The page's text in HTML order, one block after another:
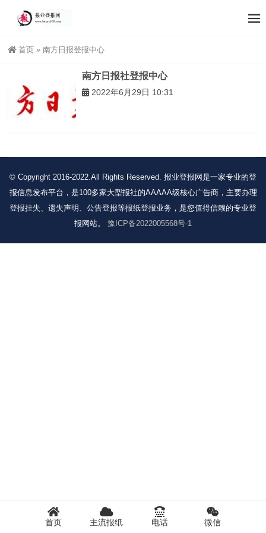
首页 » 南方日报登报中心
南方日报社登报中心
2022年6月29日 10:31
© Copyright 2016-2022.All Rights Reserved. 报业登报网是一家专业的登
报信息发布平台，是100多家大型报社的AAAAA级核心广告商，主要办理
登报挂失、遗失声明、公告登报等报纸登报业务，是您值得信赖的专业登
报网站。 豫ICP备2022005568号-1
首页 主流报纸 电话 微信